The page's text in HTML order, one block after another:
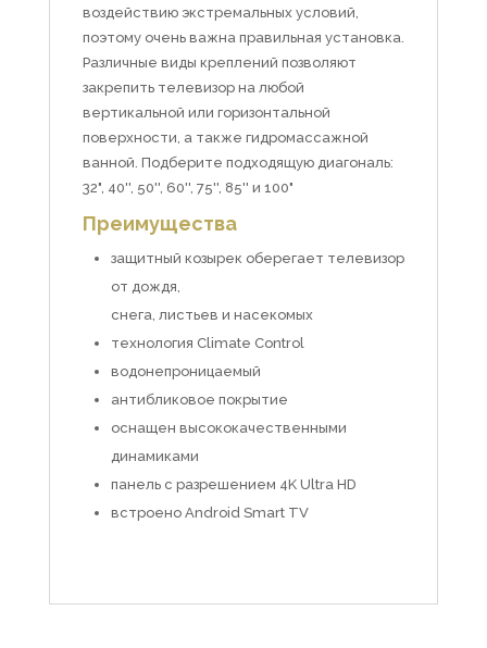
воздействию экстремальных условий,
поэтому очень важна правильная установка.
Различные виды креплений позволяют
закрепить телевизор на любой
вертикальной или горизонтальной
поверхности, а также гидромассажной
ванной. Подберите подходящую диагональ:
32", 40'', 50'', 60'', 75'', 85'' и 100"
Преимущества
защитный козырек оберегает телевизор
от дождя,
снега, листьев и насекомых
технология Climate Control
водонепроницаемый
антибликовое покрытие
оснащен высококачественными
динамиками
панель с разрешением 4K Ultra HD
встроено Android Smart TV